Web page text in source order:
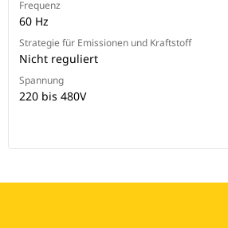
Frequenz
60 Hz
Strategie für Emissionen und Kraftstoff
Nicht reguliert
Spannung
220 bis 480V